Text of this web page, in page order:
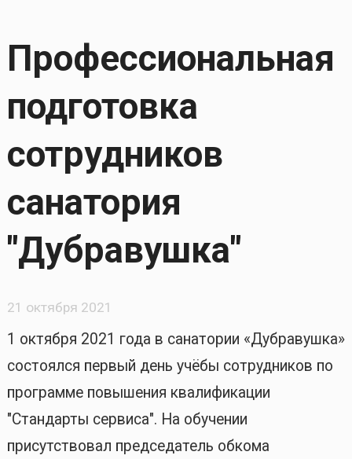
Профессиональная
подготовка
сотрудников
санатория
"Дубравушка"
21 октября 2021
1 октября 2021 года в санатории «Дубравушка»
состоялся первый день учёбы сотрудников по
программе повышения квалификации
"Стандарты сервиса". На обучении
присутствовал председатель обкома